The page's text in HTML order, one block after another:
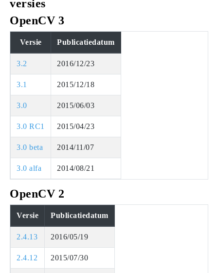
versies
OpenCV 3
Versie Publicatiedatum
3.2 2016/12/23
3.1 2015/12/18
3.0 2015/06/03
3.0 RC1 2015/04/23
3.0 beta 2014/11/07
3.0 alfa 2014/08/21
OpenCV 2
Versie Publicatiedatum
2.4.13 2016/05/19
2.4.12 2015/07/30